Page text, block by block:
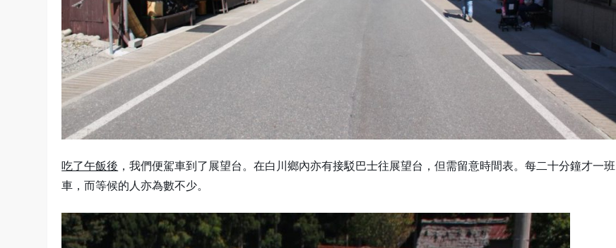
吃了午飯後 ，我們便駕車到了展望台。在白川鄉內亦有接駁巴士往展望台，但需留意時間表。每二十分鐘才一班
車，而等候的人亦為數不少。